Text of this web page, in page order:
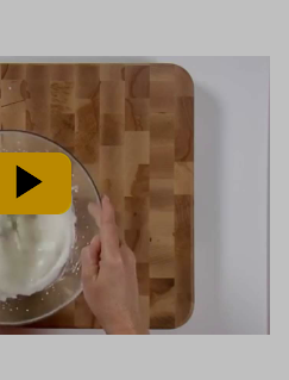
video
af